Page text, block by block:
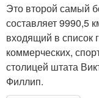
Это второй самый
составляет 9990,5
входящий в список
коммерческих,
столицей штата
Филлип.